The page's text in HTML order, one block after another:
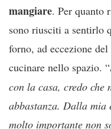
mangiare. Per quanto
sono riusciti a sentirlo
forno, ad eccezione
cucinare nello spazio. “
con la casa, credo che
abbastanza. Dalla mia
molto importante non